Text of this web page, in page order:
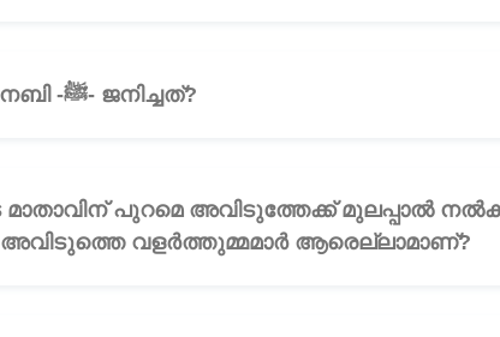
ചോദ്യം 5: ഏതു നാട്ടിലാണ് നബി -ﷺ- ജനിച്ചത്?
അവിടുത്തെ വളർത്തുമ്മമാർ ആരെല്ലാമാണ്?